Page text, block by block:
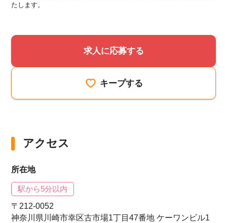
たします。
求人に応募する
キープする
アクセス
所在地
駅から5分以内
〒212-0052
神奈川県川崎市幸区古市場1丁目47番地 ケーワンビル1